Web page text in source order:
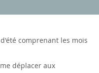
comprenant les mois
déplacer aux